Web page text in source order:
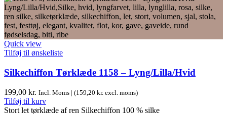
Quick view
Tilføj til ønskeliste
Silkechiffon Tørklæde 1158 – Lyng/Lilla/Hvid
199,00 kr. Incl. Moms | (159,20 kr. excl. moms)
Tilføj til kurv
Stort let tørklæde af ren Silkechiffon 100 % silke